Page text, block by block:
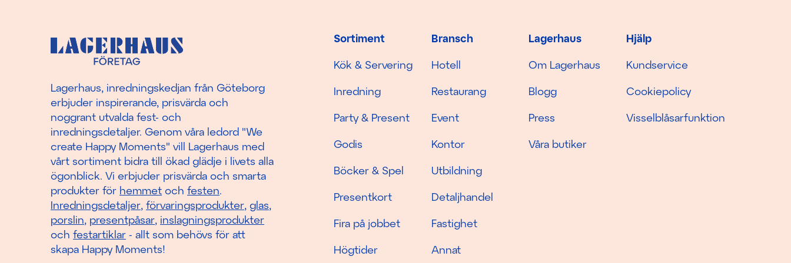
Sortiment
Kök & Servering
Inredning
Party & Present
Godis
Böcker & Spel
Presentkort
Fira på jobbet
Högtider
Bransch
Hotell
Restaurang
Event
Kontor
Utbildning
Detaljhandel
Fastighet
Annat
Lagerhaus
Om Lagerhaus
Blogg
Press
Våra butiker
Hjälp
Kundservice
Cookiepolicy
Visselblåsarfunktion
Lagerhaus, inredningskedjan från Göteborg
erbjuder inspirerande, prisvärda och
noggrant utvalda fest- och
inredningsdetaljer. Genom våra ledord "We
create Happy Moments" vill Lagerhaus med
vårt sortiment bidra till ökad glädje i livets alla
ögonblick. Vi erbjuder prisvärda och smarta
produkter för hemmet och festen.
Inredningsdetaljer, förvaringsprodukter, glas,
porslin, presentpåsar, inslagningsprodukter
och festartiklar - allt som behövs för att
skapa Happy Moments!